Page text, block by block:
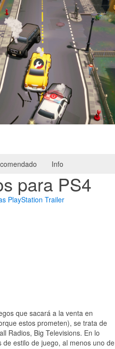
Info
para PS4
PlayStation Trailer
que sacará a la venta en
estos prometen), se trata de
Radios, Big Televisions. En lo
estilo de juego, al menos uno de